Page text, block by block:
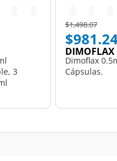
3
Price reduced
$1,498.07to
DIMOFLAX
Dimoflax
Cápsulas.